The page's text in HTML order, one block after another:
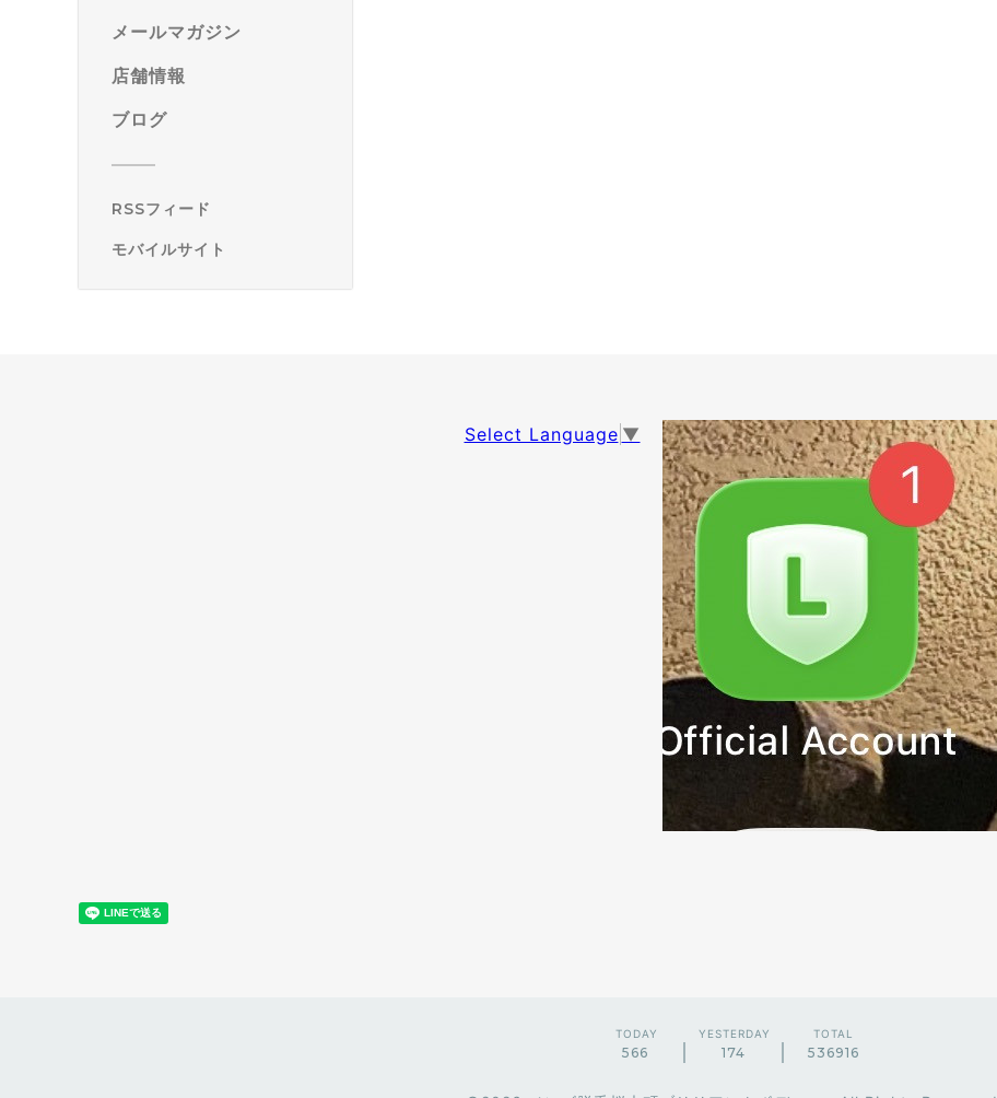
メールマガジン
店舗情報
ブログ
RSSフィード
モバイルサイト
Select Language ▼
TODAY
566
YESTERDAY
174
TOTAL
536916